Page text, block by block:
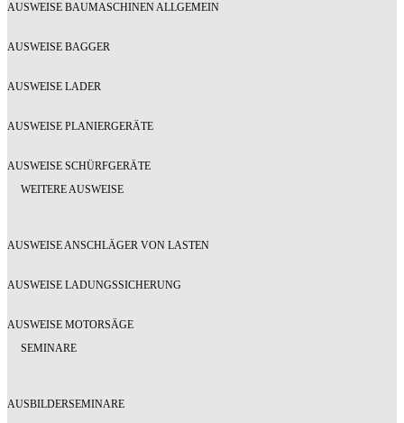
AUSWEISE BAUMASCHINEN ALLGEMEIN
AUSWEISE BAGGER
AUSWEISE LADER
AUSWEISE PLANIERGERÄTE
AUSWEISE SCHÜRFGERÄTE
WEITERE AUSWEISE
AUSWEISE ANSCHLÄGER VON LASTEN
AUSWEISE LADUNGSSICHERUNG
AUSWEISE MOTORSÄGE
SEMINARE
AUSBILDERSEMINARE